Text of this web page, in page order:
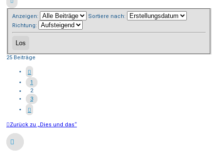
Anzeigen:
Sortiere nach:
Richtung:
25 Beiträge
1
2
3
Zurück zu „Dies und das“